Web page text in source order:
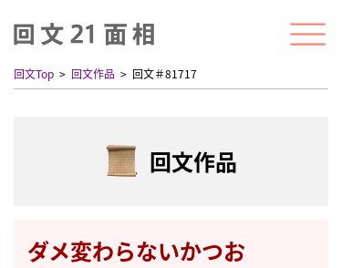
回文Top 回文作品 回文＃81717
回文作品
ダメ変わらないかつお